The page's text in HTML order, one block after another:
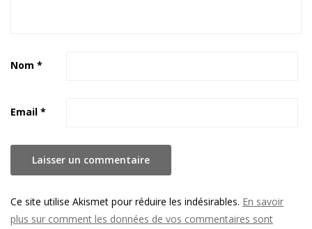
Nom *
Email *
Ce site utilise Akismet pour réduire les indésirables. En savoir
plus sur comment les données de vos commentaires sont